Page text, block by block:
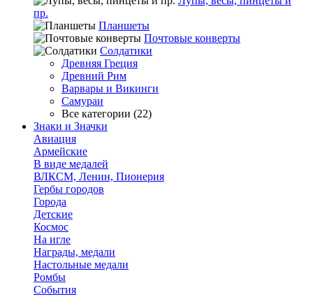
пр.
Планшеты
Почтовые конверты
Солдатики
Древняя Греция
Древний Рим
Варвары и Викинги
Самураи
Все категории (22)
Знаки и Значки
Авиация
Армейские
В виде медалей
ВЛКСМ, Ленин, Пионерия
Гербы городов
Города
Детские
Космос
На игле
Награды, медали
Настольные медали
Ромбы
События